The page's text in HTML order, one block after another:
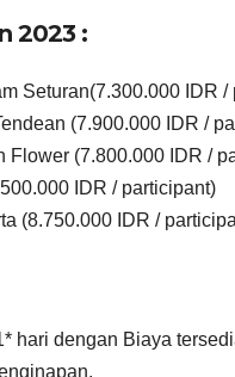
2023 :
Seturan(7.300.000 IDR /
(7.900.000 IDR /
Flower (7.800.000 IDR /
IDR / participant)
(8.750.000 IDR /
hari dengan Biaya